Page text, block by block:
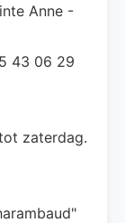
Anne -
43 06 29
zaterdag.